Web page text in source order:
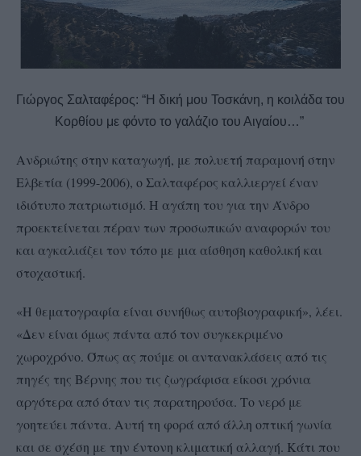
Γιώργος Σαλταφέρος: “Η δική μου Τοσκάνη, η κοιλάδα του
Κορθίου με φόντο το γαλάζιο του Αιγαίου…”
Ανδριώτης στην καταγωγή, με πολυετή παραμονή στην
Ελβετία (1999-2006), ο Σαλταφέρος καλλιεργεί έναν
ιδιότυπο πατριωτισμό. Η αγάπη του για την Άνδρο
προεκτείνεται πέραν των προσωπικών αναφορών του
και αγκαλιάζει τον τόπο με μια αίσθηση καθολική και
στοχαστική.
«Η θεματογραφία είναι συνήθως αυτοβιογραφική», λέει.
«Δεν είναι όμως πάντα από τον συγκεκριμένο
χωροχρόνο. Όπως ας πούμε οι αντανακλάσεις από τις
πηγές της Βέρνης που τις ζωγράφισα είκοσι χρόνια
αργότερα από όταν τις παρατηρούσα. Το νερό με
γοητεύει πάντα. Αυτή τη φορά από άλλη οπτική γωνία
και σε σχέση με την έντονη κλιματική αλλαγή. Κάτι που